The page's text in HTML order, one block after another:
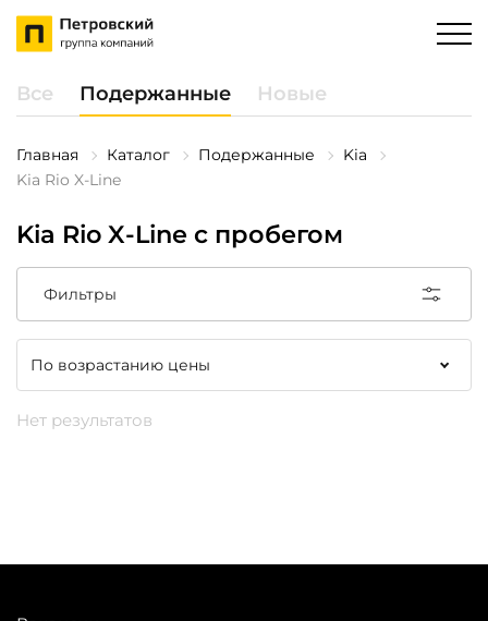
Все Подержанные Новые
Главная Каталог Подержанные
Kia
Kia Rio X-Line
Kia Rio X-Line с пробегом
Фильтры
Нет результатов